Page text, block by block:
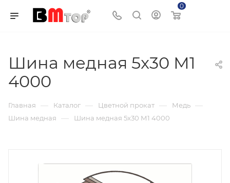
0
Шина медная 5x30 М1
4000
Главная — Каталог — Цветной прокат — Медь —
Шина медная — Шина медная 5x30 М1 4000